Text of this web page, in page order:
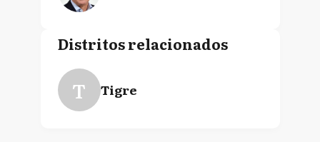
Distritos relacionados
T Tigre